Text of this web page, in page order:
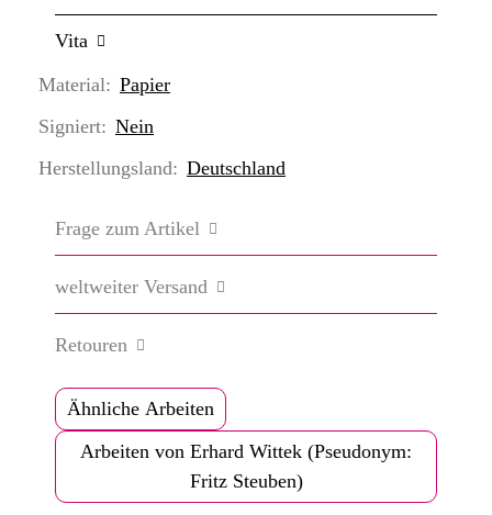
Vita
Material: Papier
Signiert: Nein
Herstellungsland: Deutschland
Frage zum Artikel
weltweiter Versand
Retouren
Ähnliche Arbeiten
Arbeiten von Erhard Wittek (Pseudonym:
Fritz Steuben)